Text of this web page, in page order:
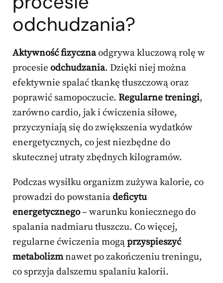
odchudzania?
Aktywność fizycznaodgrywa kluczową rolę w
procesie odchudzania. Dzięki niej można
efektywnie spalać tkankę tłuszczową oraz
poprawić samopoczucie. Regularne treningi,
zarówno cardio, jak i ćwiczenia siłowe,
przyczyniają się do zwiększenia wydatków
energetycznych, co jest niezbędne do
skutecznej utraty zbędnych kilogramów.
Podczas wysiłku organizm zużywa kalorie, co
prowadzi do powstaniadeficytu
energetycznego– warunku koniecznego do
spalania nadmiaru tłuszczu. Co więcej,
regularne ćwiczenia mogąprzyspieszyć
metabolizmnawet po zakończeniu treningu,
co sprzyja dalszemu spalaniu kalorii.